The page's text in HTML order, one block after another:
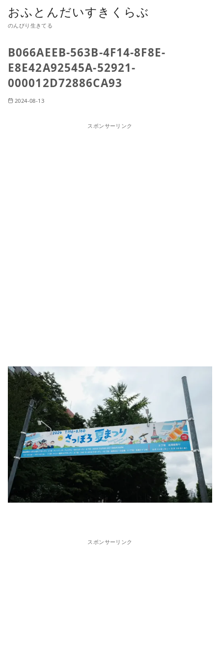
おふとんだいすきくらぶ
のんびり生きてる
B066AEEB-563B-4F14-8F8E-
E8E42A92545A-52921-
000012D72886CA93
2024-08-13
スポンサーリンク
スポンサーリンク